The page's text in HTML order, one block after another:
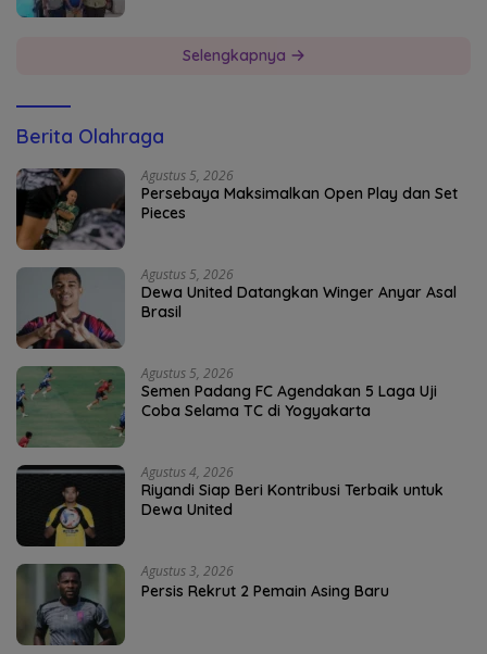
Selengkapnya
Berita Olahraga
Agustus 5, 2026
Persebaya Maksimalkan Open Play dan Set
Pieces
Agustus 5, 2026
Dewa United Datangkan Winger Anyar Asal
Brasil
Agustus 5, 2026
Semen Padang FC Agendakan 5 Laga Uji
Coba Selama TC di Yogyakarta
Agustus 4, 2026
Riyandi Siap Beri Kontribusi Terbaik untuk
Dewa United
Agustus 3, 2026
Persis Rekrut 2 Pemain Asing Baru